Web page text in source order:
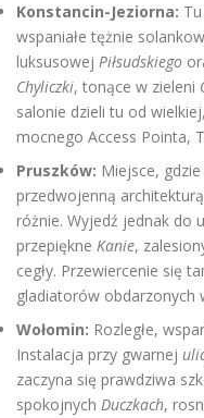
Konstancin-Jeziorna:
wspaniałe tężnie
luksusowej Piłsudskiego
Chyliczki, tonące w zieleni
salonie dzieli tu od
mocnego Access Pointa,
Pruszków: Miejsce,
przedwojenną
różnie. Wyjedź jednak do
przepiękne Kanie,
cegły. Przewiercenie się
gladiatorów obdarzonych
Wołomin: Rozległe,
Instalacja przy gwarnej
zaczyna się prawdziwa
spokojnych Duczkach,